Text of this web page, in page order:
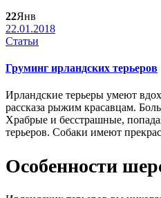
22Янв
22.01.2018
Статьи
Груминг ирландских терьеров
Ирландские терьеры умеют
рассказа рыжим красавцам.
Храбрые и бесстрашные,
терьеров. Собаки имеют
Особенности